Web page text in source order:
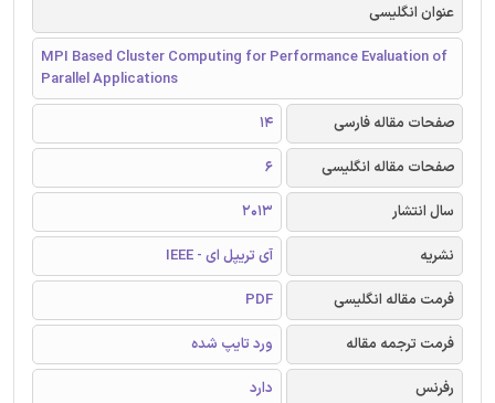
عنوان انگلیسی
MPI Based Cluster Computing for Performance Evaluation of
Parallel Applications
صفحات مقاله فارسی
14
صفحات مقاله انگلیسی
6
سال انتشار
2013
نشریه
آی تریپل ای - IEEE
فرمت مقاله انگلیسی
PDF
فرمت ترجمه مقاله
ورد تایپ شده
رفرنس
دارد